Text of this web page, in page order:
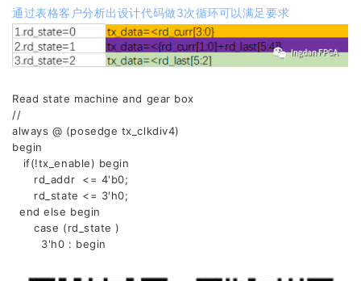
通过表格客户分析出设计代码做3次循环可以满足要求
Read state machine and gear box
//
always @ (posedge tx_clkdiv4)
begin
if(!tx_enable) begin
rd_addr <= 4'b0;
rd_state <= 3'h0;
end else begin
case (rd_state )
3'h0 : begin